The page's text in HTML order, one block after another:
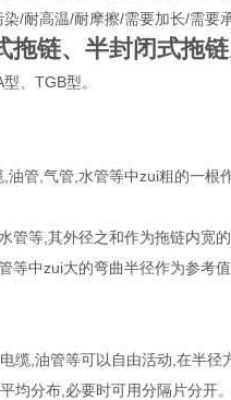
耐高温/耐摩擦/需要加长/需要
拖链、半封闭式拖链
、TGB型。
,气管,水管等中zui粗的一根
等,其外径之和作为拖链内宽
中zui大的弯曲半径作为参考
,油管等可以自由活动,在半径
分布,必要时可用分隔片分开